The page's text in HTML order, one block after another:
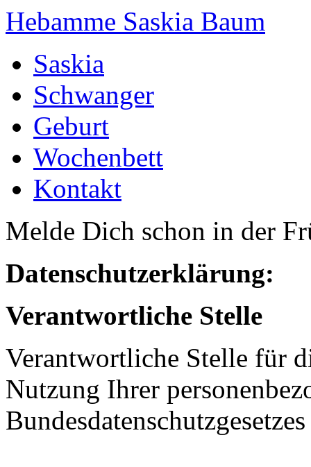
Hebamme Saskia Baum
Saskia
Schwanger
Geburt
Wochenbett
Kontakt
Melde Dich schon in der
Datenschutzerklärung:
Verantwortliche Stelle
Verantwortliche Stelle für
Nutzung Ihrer